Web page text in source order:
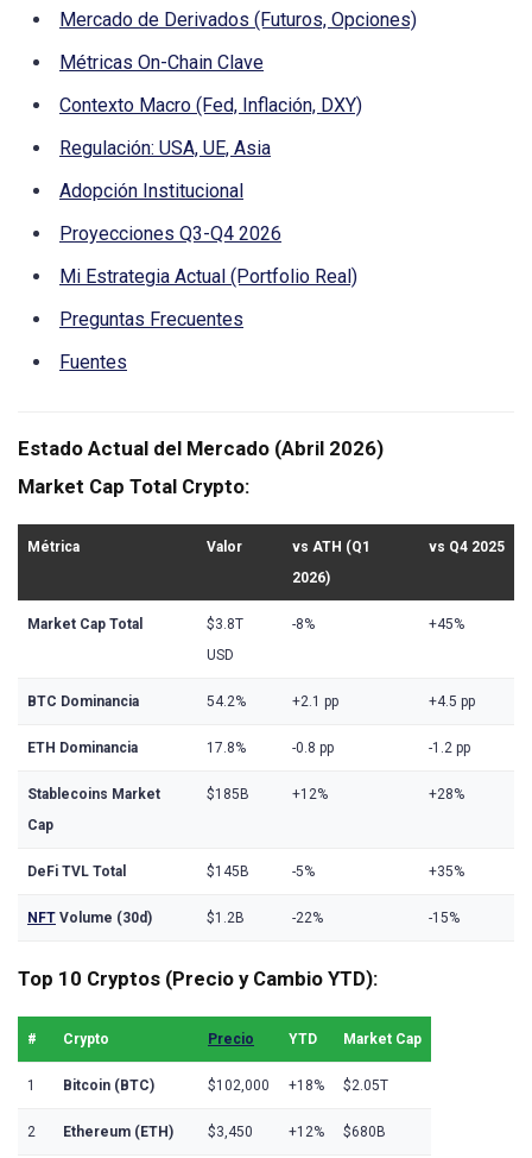
Mercado de Derivados (Futuros, Opciones)
Métricas On-Chain Clave
Contexto Macro (Fed, Inflación, DXY)
Regulación: USA, UE, Asia
Adopción Institucional
Proyecciones Q3-Q4 2026
Mi Estrategia Actual (Portfolio Real)
Preguntas Frecuentes
Fuentes
Estado Actual del Mercado (Abril 2026)
Market Cap Total Crypto:
Métrica Valor
vs ATH (Q1
2026)
vs Q4 2025
Market Cap Total
$3.8T
USD
-8% +45%
BTC Dominancia 54.2% +2.1 pp +4.5 pp
ETH Dominancia 17.8% -0.8 pp -1.2 pp
Stablecoins Market
Cap
$185B +12% +28%
DeFi TVL Total $145B -5% +35%
NFT Volume (30d) $1.2B -22% -15%
Top 10 Cryptos (Precio y Cambio YTD):
# Crypto Precio YTD Market Cap
1 Bitcoin (BTC) $102,000 +18% $2.05T
2 Ethereum (ETH) $3,450 +12% $680B